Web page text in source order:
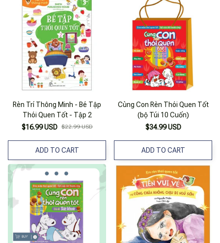
Rèn Trí Thông Minh - Bé Tập
Thói Quen Tốt - Tập 2
$16.99 USD $22.99 USD
ADD TO CART
Cùng Con Rèn Thói Quen Tốt
(bộ Túi 10 Cuốn)
$34.99 USD
ADD TO CART